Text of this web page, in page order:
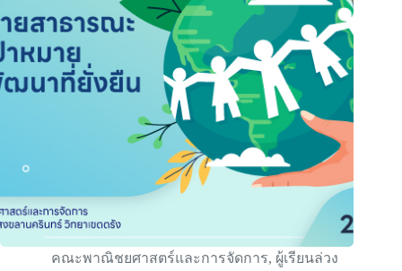
คณะพาณิชยศาสตร์และการจัดการ, ผู้เรียนล่วง